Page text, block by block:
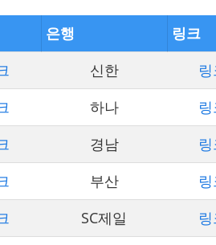
은행 링크
신한
하나
경남
부산
SC제일